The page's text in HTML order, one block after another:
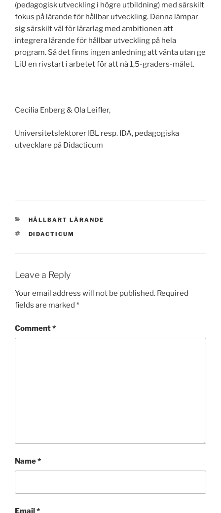
(pedagogisk utveckling i högre utbildning) med särskilt
fokus på lärande för hållbar utveckling. Denna lämpar
sig särskilt väl för lärarlag med ambitionen att
integrera lärande för hållbar utveckling på hela
program. Så det finns ingen anledning att vänta utan ge
LiU en rivstart i arbetet för att nå 1,5-graders-målet.
Cecilia Enberg & Ola Leifler,
Universitetslektorer IBL resp. IDA, pedagogiska
utvecklare på Didacticum
CATEGORIES
HÅLLBART LÄRANDE
TAGS
DIDACTICUM
Leave a Reply
Your email address will not be published. Required
fields are marked *
Comment*
Name*
Email*